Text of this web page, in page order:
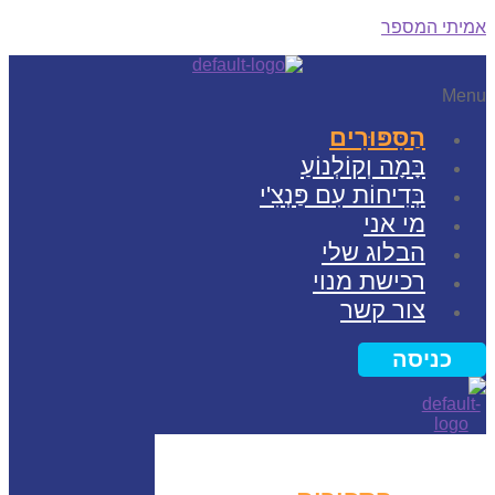
המספר
הַסִּפּוּרִים
בָּמָה וְקוֹלְנוֹעַ
בְּדִיחוֹת עִם פַּנְצִ'י
מי אני
הבלוג שלי
רכישת מנוי
צור קשר
כניסה